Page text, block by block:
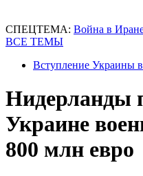
СПЕЦТЕМА: Война в
ВСЕ ТЕМЫ
Вступление Украины
Нидерланды
Украине
800 млн евро